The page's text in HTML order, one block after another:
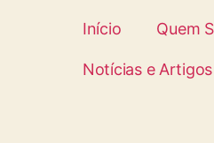
Início Quem
Notícias e Artigos